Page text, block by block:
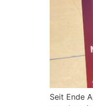
Seit Ende